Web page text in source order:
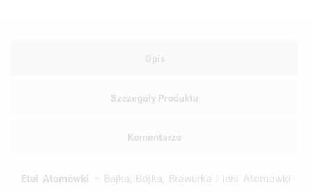
Opis
Szczegóły Produktu
Komentarze
Etui Atomówki – Bajka, Bójka, Brawurka i inni Atomówki